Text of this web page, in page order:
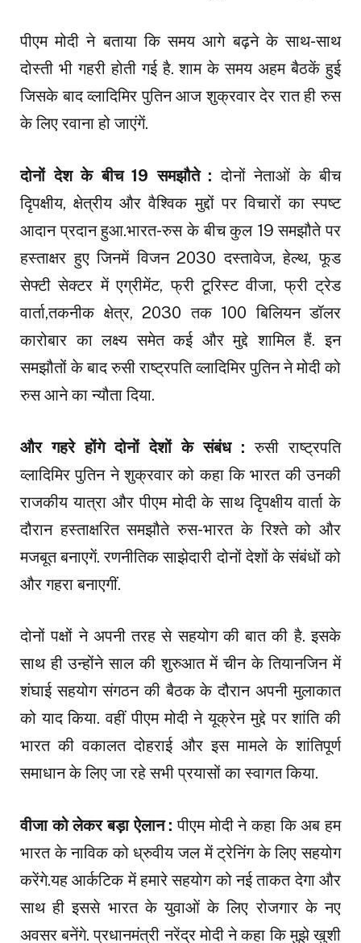
पीएम मोदी ने बताया कि समय आगे बढ़ने के साथ-साथ
दोस्ती भी गहरी होती गई है. शाम के समय अहम बैठकें हुई
जिसके बाद व्लादिमिर पुतिन आज शुक्रवार देर रात ही रुस
के लिए रवाना हो जाएंगें.
दोनों देश के बीच 19 समझौते : दोनों नेताओं के बीच
दिृपक्षीय, क्षेत्रीय और वैश्विक मुद्दों पर विचारों का स्पष्ट
आदान प्रदान हुआ.भारत-रुस के बीच कुल 19 समझौते पर
हस्ताक्षर हुए जिनमें विजन 2030 दस्तावेज, हेल्थ, फूड
सेफ्टी सेक्टर में एग्रीमेंट, फ्री टूरिस्ट वीजा, फ्री ट्रेड
वार्ता,तकनीक क्षेत्र, 2030 तक 100 बिलियन डॉलर
कारोबार का लक्ष्य समेत कई और मुद्दे शामिल हैं. इन
समझौतों के बाद रुसी राष्ट्रपति व्लादिमिर पुतिन ने मोदी को
रुस आने का न्यौता दिया.
और गहरे होंगे दोनों देशों के संबंध :रुसी राष्ट्रपति
व्लादिमिर पुतिन ने शुक्रवार को कहा कि भारत की उनकी
राजकीय यात्रा और पीएम मोदी के साथ दिृपक्षीय वार्ता के
दौरान हस्ताक्षरित समझौते रुस-भारत के रिश्ते को और
मजबूत बनाएगें. रणनीतिक साझेदारी दोनों देशों के संबंधों को
और गहरा बनाएगीं.
दोनों पक्षों ने अपनी तरह से सहयोग की बात की है. इसके
साथ ही उन्होंने साल की शुरुआत में चीन के तियानजिन में
शंघाई सहयोग संगठन की बैठक के दौरान अपनी मुलाकात
को याद किया. वहीं पीएम मोदी ने यूक्रेन मुद्दे पर शांति की
भारत की वकालत दोहराई और इस मामले के शांतिपूर्ण
समाधान के लिए जा रहे सभी प्रयासों का स्वागत किया.
वीजा को लेकर बड़ा ऐलान : पीएम मोदी ने कहा कि अब हम
भारत के नाविक को ध्रुवीय जल में ट्रेनिंग के लिए सहयोग
करेंगे.यह आर्कटिक में हमारे सहयोग को नई ताकत देगा और
साथ ही इससे भारत के युवाओं के लिए रोजगार के नए
अवसर बनेंगे. प्रधानमंत्री नरेंद्र मोदी ने कहा कि मुझे खुशी